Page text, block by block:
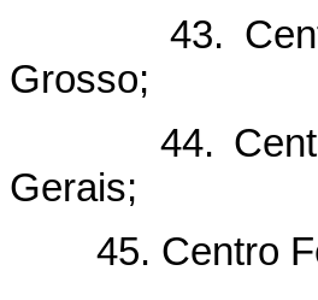
43. Centro
Grosso;
44. Centro
Gerais;
45. Centro